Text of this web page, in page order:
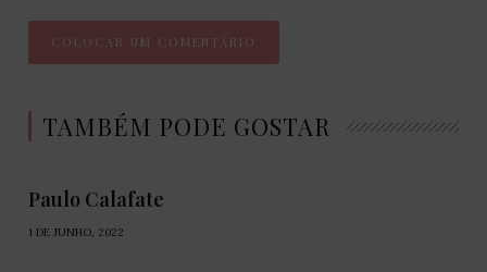
TAMBÉM PODE GOSTAR
Paulo Calafate
1 DE JUNHO, 2022